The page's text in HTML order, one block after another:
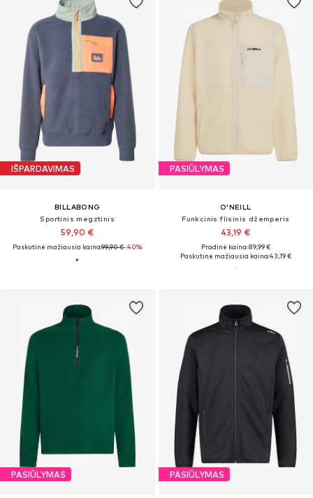
IŠPARDAVIMAS
BILLABONG
Sportinis megztinis
59,90 €
Paskutinė mažiausia kaina:99,90 €-40%
PASIŪLYMAS
O'NEILL
Funkcinis flisinis džemperis
43,19 €
Pradinė kaina: 89,99 €
Paskutinė mažiausia kaina:43,19 €
PASIŪLYMAS PASIŪLYMAS